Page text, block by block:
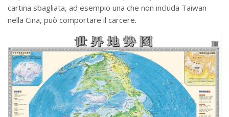
cartina sbagliata, ad esempio una che non includa Taiwan
nella Cina, può comportare il carcere.